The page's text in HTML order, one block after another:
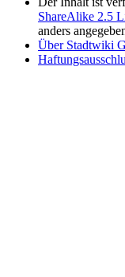
ShareAlike 2.5
anders
Über Stadtwiki